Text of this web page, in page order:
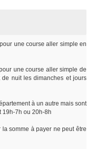
une course aller simple en
une course aller simple de
nuit les dimanches et jours
à un autre mais sont
19h-7h ou 20h-8h
somme à payer ne peut être